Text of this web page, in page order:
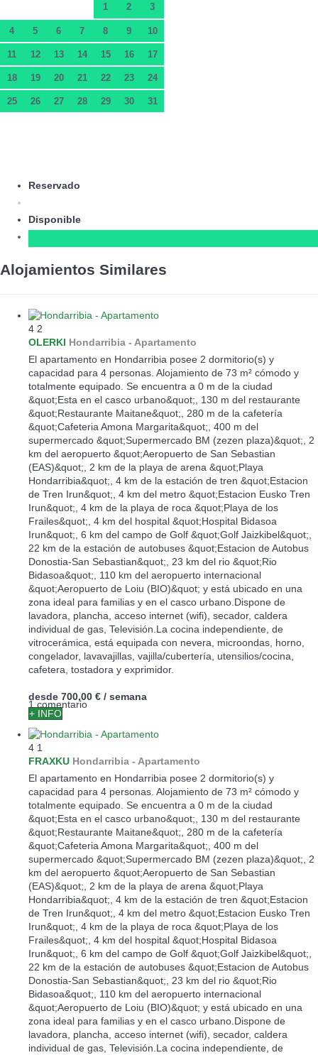
1 2 3
4 5 6 7 8 9 10
11 12 13 14 15 16 17
18 19 20 21 22 23 24
25 26 27 28 29 30 31
Reservado
Disponible
Alojamientos Similares
4 2
OLERKI Hondarribia - Apartamento
El apartamento en Hondarribia posee 2 dormitorio(s) y
capacidad para 4 personas. Alojamiento de 73 m² cómodo y
totalmente equipado. Se encuentra a 0 m de la ciudad
&quot;Esta en el casco urbano&quot;, 130 m del restaurante
&quot;Restaurante Maitane&quot;, 280 m de la cafetería
&quot;Cafeteria Amona Margarita&quot;, 400 m del
supermercado &quot;Supermercado BM (zezen plaza)&quot;, 2
km del aeropuerto &quot;Aeropuerto de San Sebastian
(EAS)&quot;, 2 km de la playa de arena &quot;Playa
Hondarribia&quot;, 4 km de la estación de tren &quot;Estacion
de Tren Irun&quot;, 4 km del metro &quot;Estacion Eusko Tren
Irun&quot;, 4 km de la playa de roca &quot;Playa de los
Frailes&quot;, 4 km del hospital &quot;Hospital Bidasoa
Irun&quot;, 6 km del campo de Golf &quot;Golf Jaizkibel&quot;,
22 km de la estación de autobuses &quot;Estacion de Autobus
Donostia-San Sebastian&quot;, 23 km del rio &quot;Rio
Bidasoa&quot;, 110 km del aeropuerto internacional
&quot;Aeropuerto de Loiu (BIO)&quot; y está ubicado en una
zona ideal para familias y en el casco urbano.Dispone de
lavadora, plancha, acceso internet (wifi), secador, caldera
individual de gas, Televisión.La cocina independiente, de
vitrocerámica, está equipada con nevera, microondas, horno,
congelador, lavavajillas, vajilla/cubertería, utensilios/cocina,
cafetera, tostadora y exprimidor.
1 comentario
desde 700,00 € / semana
+ INFO
4 1
FRAXKU Hondarribia - Apartamento
El apartamento en Hondarribia posee 2 dormitorio(s) y
capacidad para 4 personas. Alojamiento de 73 m² cómodo y
totalmente equipado. Se encuentra a 0 m de la ciudad
&quot;Esta en el casco urbano&quot;, 130 m del restaurante
&quot;Restaurante Maitane&quot;, 280 m de la cafetería
&quot;Cafeteria Amona Margarita&quot;, 400 m del
supermercado &quot;Supermercado BM (zezen plaza)&quot;, 2
km del aeropuerto &quot;Aeropuerto de San Sebastian
(EAS)&quot;, 2 km de la playa de arena &quot;Playa
Hondarribia&quot;, 4 km de la estación de tren &quot;Estacion
de Tren Irun&quot;, 4 km del metro &quot;Estacion Eusko Tren
Irun&quot;, 4 km de la playa de roca &quot;Playa de los
Frailes&quot;, 4 km del hospital &quot;Hospital Bidasoa
Irun&quot;, 6 km del campo de Golf &quot;Golf Jaizkibel&quot;,
22 km de la estación de autobuses &quot;Estacion de Autobus
Donostia-San Sebastian&quot;, 23 km del rio &quot;Rio
Bidasoa&quot;, 110 km del aeropuerto internacional
&quot;Aeropuerto de Loiu (BIO)&quot; y está ubicado en una
zona ideal para familias y en el casco urbano.Dispone de
lavadora, plancha, acceso internet (wifi), secador, caldera
individual de gas, Televisión.La cocina independiente, de